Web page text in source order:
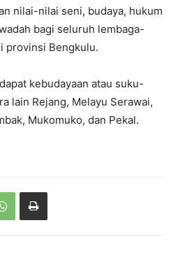
nilai-nilai seni, budaya, hukum
bagi seluruh lembaga-
provinsi Bengkulu.
kebudayaan atau suku-
lain Rejang, Melayu Serawai,
Mukomuko, dan Pekal.